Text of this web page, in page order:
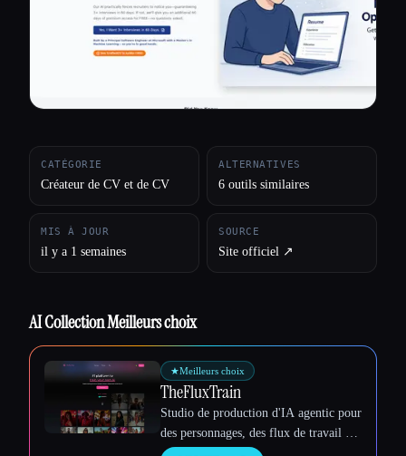
CATÉGORIE
Créateur de CV et de CV
ALTERNATIVES
6 outils similaires
MIS À JOUR
il y a 1 semaines
SOURCE
Site officiel ↗︎
AI Collection Meilleurs choix
★Meilleurs choix
TheFluxTrain
Studio de production d'IA agentic pour
des personnages, des flux de travail et
des vidéos cohérents